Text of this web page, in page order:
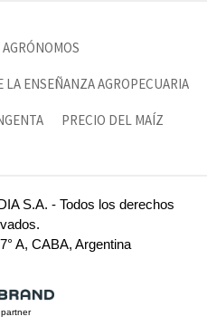
AGRÓNOMOS
LA ENSEÑANZA AGROPECUARIA
PRECIO DEL MAÍZ
S.A. - Todos los derechos
A, CABA, Argentina